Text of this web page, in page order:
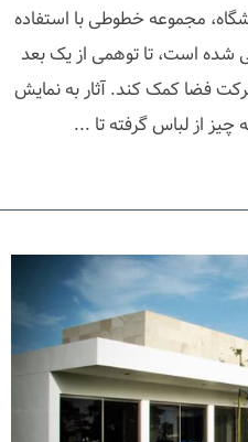
مجموعه خطوطی با استفاده
شده است، تا توهمی از یک بعد
فضا کمک کند. آثار به نمایش
از لباس گرفته تا ...